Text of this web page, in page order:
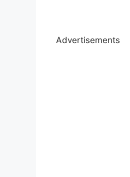
Advertisements